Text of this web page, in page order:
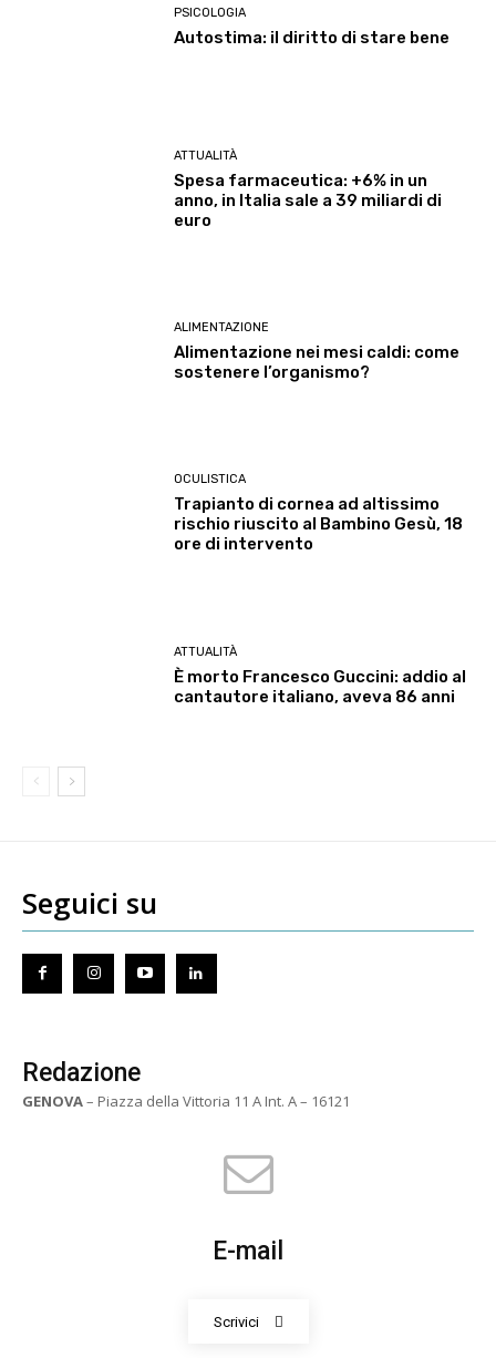
PSICOLOGIA
Autostima: il diritto di stare bene
ATTUALITÀ
Spesa farmaceutica: +6% in un
anno, in Italia sale a 39 miliardi di
euro
ALIMENTAZIONE
Alimentazione nei mesi caldi: come
sostenere l’organismo?
OCULISTICA
Trapianto di cornea ad altissimo
rischio riuscito al Bambino Gesù, 18
ore di intervento
ATTUALITÀ
È morto Francesco Guccini: addio al
cantautore italiano, aveva 86 anni
Seguici su
Redazione
GENOVA– Piazza della Vittoria 11 A Int. A – 16121
E-mail
Scrivici